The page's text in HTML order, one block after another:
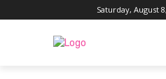
Saturday, August